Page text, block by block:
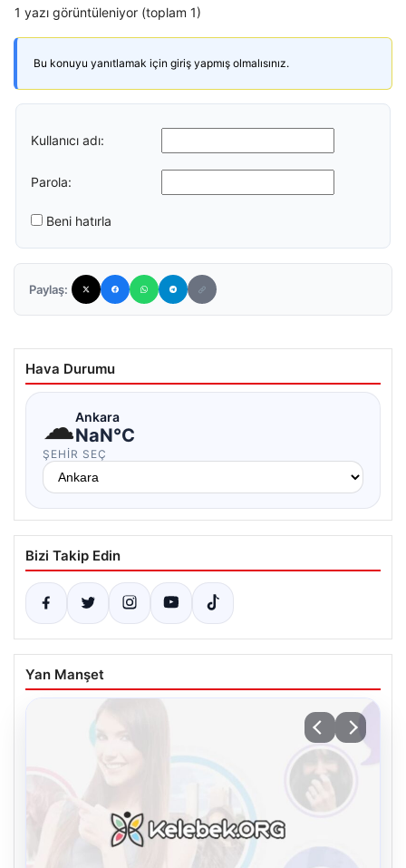
1 yazı görüntüleniyor (toplam 1)
Bu konuyu yanıtlamak için giriş yapmış olmalısınız.
Kullanıcı adı:
Parola:
Beni hatırla
Paylaş:
Hava Durumu
☁Ankara
NaN°C
ŞEHIR SEÇ
Bizi Takip Edin
Yan Manşet